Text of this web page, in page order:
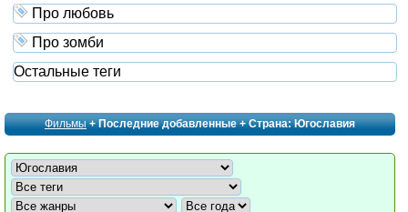
Про любовь
Про зомби
Остальные теги
Фильмы+ Последние добавленные + Страна: Югославия